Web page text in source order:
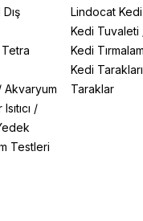
Tetra
Akvaryum
/
Testleri
Lindocat
Kedi Tuvaleti
Kedi
Kedi Tarakları
Taraklar